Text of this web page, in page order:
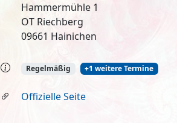
Hammermühle 1
OT Riechberg
09661 Hainichen
Regelmäßig +1 weitere Termine
Offizielle Seite